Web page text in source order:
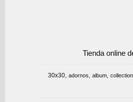
Tienda online
30x30 adornos album collection